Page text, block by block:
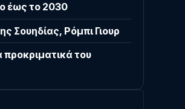
έως το 2030
Σουηδίας, Ρόμπι Γιουρ
προκριματικά του